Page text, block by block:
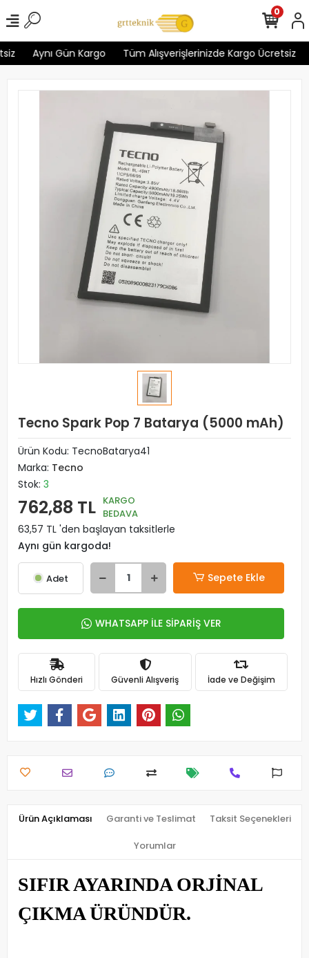
Aynı Gün Kargo Tüm Alışverişlerinizde Kargo Ücretsiz
0
Tecno Spark Pop 7 Batarya (5000 mAh)
Ürün Kodu: TecnoBatarya41
Marka: Tecno
Stok: 3
762,88 TL KARGO
BEDAVA
63,57 TL 'den başlayan taksitlerle
Aynı gün kargoda!
Adet Sepete Ekle
WHATSAPP İLE SİPARİŞ VER
Hızlı Gönderi Güvenli Alışveriş İade ve Değişim
Ürün Açıklaması Garanti ve Teslimat Taksit Seçenekleri
Yorumlar
SIFIR AYARINDA ORJİNAL
ÇIKMA ÜRÜNDÜR.